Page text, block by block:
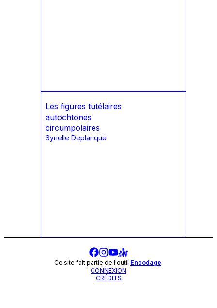
Les figures tutélaires
autochtones
circumpolaires
Syrielle Deplanque
Ce site fait partie de l'outil Encodage.
CONNEXION
CRÉDITS